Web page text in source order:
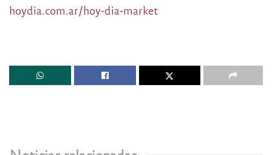
hoydia.com.ar/hoy-dia-market